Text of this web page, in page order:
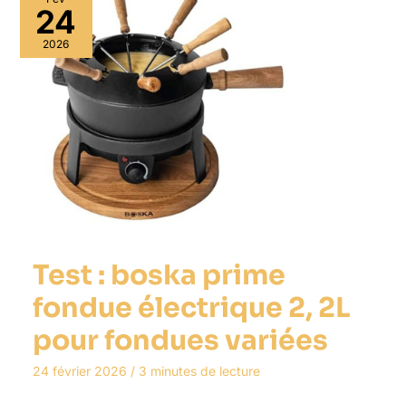
24
2026
Test : boska prime
fondue électrique 2, 2L
pour fondues variées
24 février 2026 / 3 minutes de lecture